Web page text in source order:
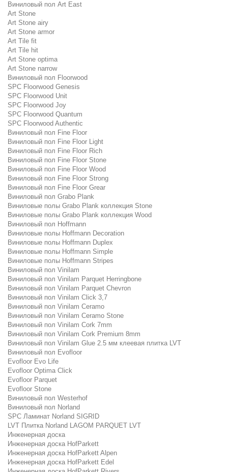
Виниловый пол Art East
Art Stone
Art Stone airy
Art Stone armor
Art Tile fit
Art Tile hit
Art Stone optima
Art Stone narrow
Виниловый пол Floorwood
SPC Floorwood Genesis
SPC Floorwood Unit
SPC Floorwood Joy
SPC Floorwood Quantum
SPC Floorwood Authentic
Виниловый пол Fine Floor
Виниловый пол Fine Floor Light
Виниловый пол Fine Floor Rich
Виниловый пол Fine Floor Stone
Виниловый пол Fine Floor Wood
Виниловый пол Fine Floor Strong
Виниловый пол Fine Floor Grear
Виниловый пол Grabo Plank
Виниловые полы Grabo Plank коллекция Stone
Виниловые полы Grabo Plank коллекция Wood
Виниловый пол Hoffmann
Виниловые полы Hoffmann Decoration
Виниловые полы Hoffmann Duplex
Виниловые полы Hoffmann Simple
Виниловые полы Hoffmann Stripes
Виниловый пол Vinilam
Виниловый пол Vinilam Parquet Herringbone
Виниловый пол Vinilam Parquet Chevron
Виниловый пол Vinilam Click 3,7
Виниловый пол Vinilam Ceramo
Виниловый пол Vinilam Ceramo Stone
Виниловый пол Vinilam Cork 7mm
Виниловый пол Vinilam Cork Premium 8mm
Виниловый пол Vinilam Glue 2.5 мм клеевая плитка LVT
Виниловый пол Evofloor
Evofloor Evo Life
Evofloor Optima Click
Evofloor Parquet
Evofloor Stone
Виниловый пол Westerhof
Виниловый пол Norland
SPC Ламинат Norland SIGRID
LVT Плитка Norland LAGOM PARQUET LVT
Инженерная доска
Инженерная доска HofParkett
Инженерная доска HofParkett Alpen
Инженерная доска HofParkett Edel